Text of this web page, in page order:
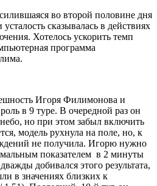
во второй половине дня
сказывалась в действиях
Хотелось ускорить темп
программа
Игоря Филимонова и
в 9 туре. В очередной раз он
но при этом забыл включить
модель рухнула на поле, но, к
не получила. Игорю нужно
показателем в 2 минуты
добивался этого результата,
в значениях близких к